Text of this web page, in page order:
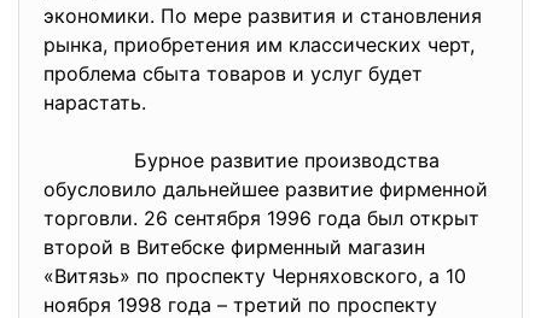
экономики. По мере развития и становления
рынка, приобретения им классических черт,
проблема сбыта товаров и услуг будет
нарастать.
Бурное развитие производства
обусловило дальнейшее развитие фирменной
торговли. 26 сентября 1996 года был открыт
второй в Витебске фирменный магазин
«Витязь» по проспекту Черняховского, а 10
ноября 1998 года – третий по проспекту